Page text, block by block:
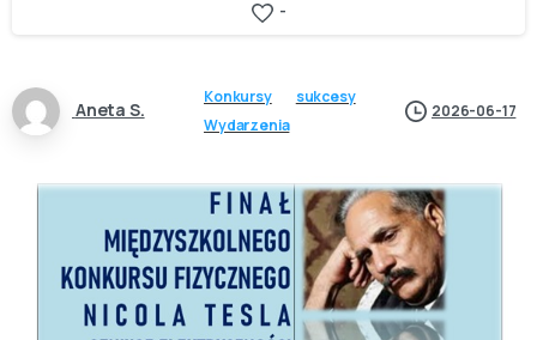
-
Aneta S.
Konkursy
sukcesy
Wydarzenia
2026-06-17